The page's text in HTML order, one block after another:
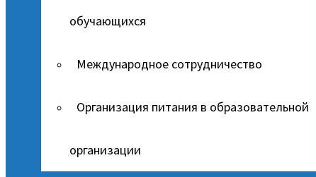
обучающихся
Международное сотрудничество
Организация питания в образовательной
организации